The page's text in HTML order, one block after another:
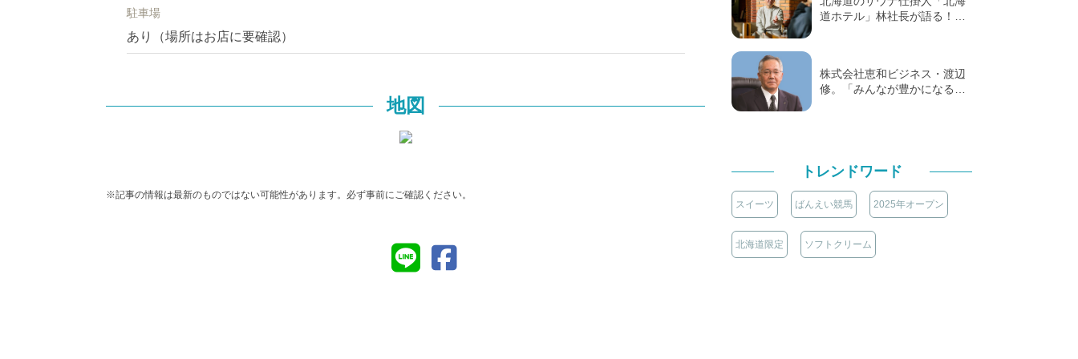
駐車場
あり（場所はお店に要確認）
地図
※記事の情報は最新のものではない可能性があります。必ず事前にご確認ください。
道ホテル」林社長が語る！…
株式会社恵和ビジネス・渡辺
修。「みんなが豊かになる…
トレンドワード
スイーツ ばんえい競馬 2025年オープン
北海道限定 ソフトクリーム